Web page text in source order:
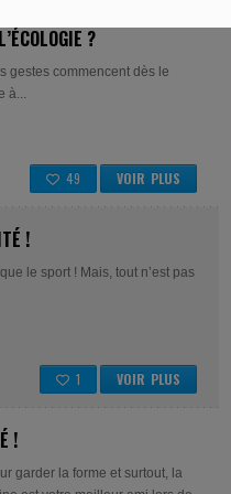
?
gestes commencent dès le
à...
VOIR PLUS
49
!
le sport ! Mais, tout n’est pas
VOIR PLUS
1
!
garder la forme et surtout, la